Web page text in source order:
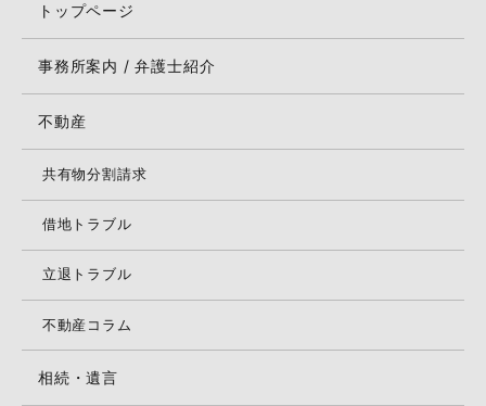
トップページ
事務所案内 / 弁護士紹介
不動産
共有物分割請求
借地トラブル
立退トラブル
不動産コラム
相続・遺言